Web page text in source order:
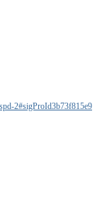
2#sigProId3b73f815e9